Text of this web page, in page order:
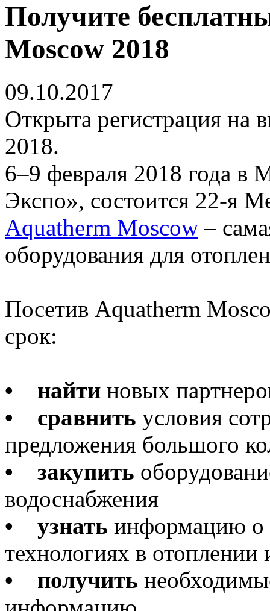
Получите
Moscow 2018
09.10.2017
Открыта регистрация на
2018.
6–9 февраля 2018 года
Экспо», состоится 22-я
Aquatherm Moscow –
оборудования для
Посетив Aquatherm
срок:
• найти новых
•
сравнить условия
предложения большого
•
закупить
водоснабжения
•
узнать информацию о
технологиях в
•
получить